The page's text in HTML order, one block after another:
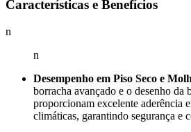
Características e Benefícios
n
n
Desempenho em Piso Seco e
borracha avançado e o desenho da
proporcionam excelente aderência
climáticas, garantindo segurança e